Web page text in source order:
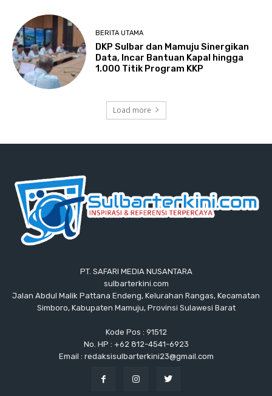
BERITA UTAMA
DKP Sulbar dan Mamuju Sinergikan
Data, Incar Bantuan Kapal hingga
1.000 Titik Program KKP
Load more
PT. SAFARI MEDIA NUSANTARA
sulbarterkini.com
Jalan Abdul Malik Pattana Endeng, Kelurahan Rangas, Kecamatan
Simboro, Kabupaten Mamuju, Provinsi Sulawesi Barat
Kode Pos : 91512
No. HP : +62 812-4541-6923
Email : redaksisulbarterkini23@gmail.com